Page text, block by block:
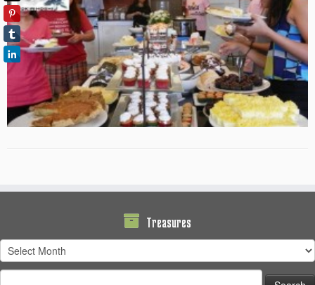
Treasures
Treasures